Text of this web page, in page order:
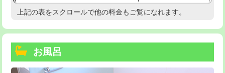
高度高圧洗浄換 現地調査
トーラー機使用/3mまで
上記の表をスクロールで他の料金もご覧になれます。
お風呂